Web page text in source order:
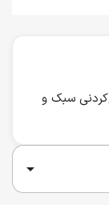
سبک و
